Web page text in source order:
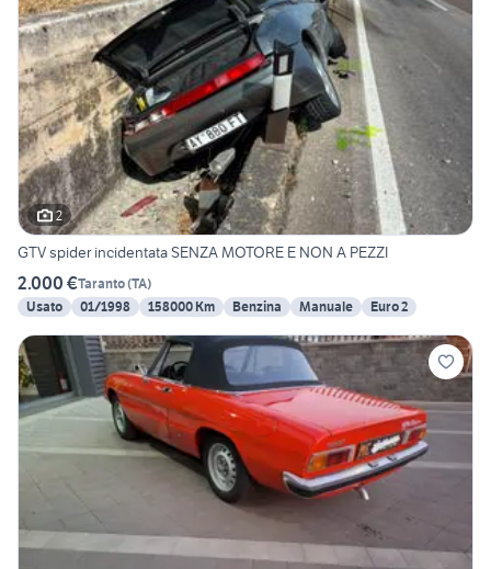
2
GTV spider incidentata SENZA MOTORE E NON A PEZZI
2.000 €Taranto(TA)
Usato
01/1998 158000 Km Benzina Manuale Euro 2